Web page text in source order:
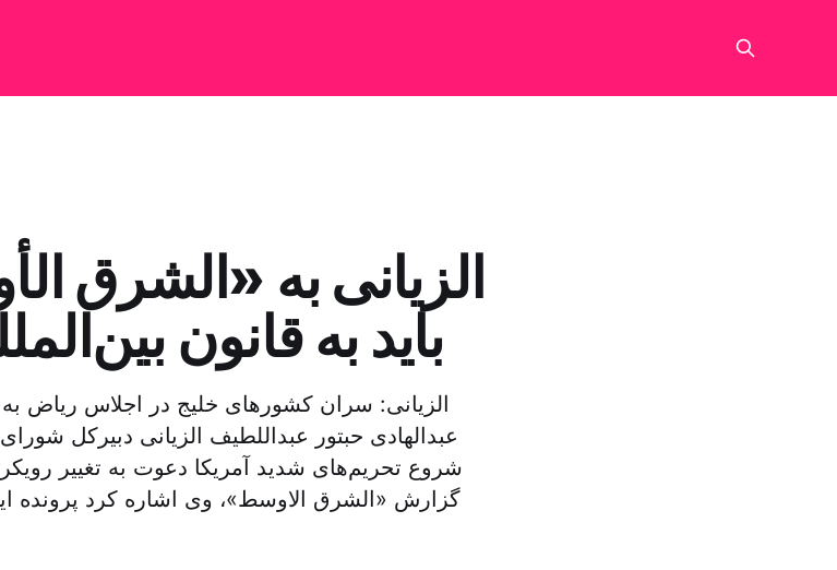
الزیانی به «الشرق
باید به قانون
الزیانی: سران کشورهای خلیج در اجلاس ریاض
عبدالهادی حبتور عبداللطیف الزیانی دبیرکل
شروع تحریم‌های شدید آمریکا دعوت به تغییر
گزارش «الشرق الاوسط»، وی اشاره کرد پرونده